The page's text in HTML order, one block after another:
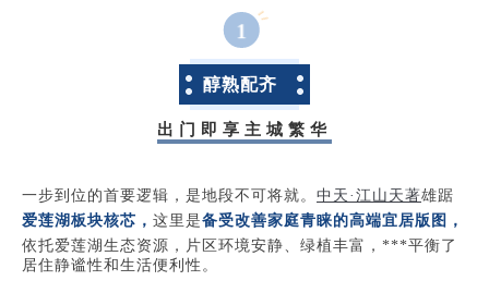
1
醇熟配齐
出门即享主城繁华
一步到位的首要逻辑，是地段不可将就。 中天·江山天著雄踞
爱莲湖板块核芯， 这里是备受改善家庭青睐的高端宜居版图 ，
依托爱莲湖生态资源，片区环境安静、绿植丰富，***平衡了
居住静谧性和生活便利性。